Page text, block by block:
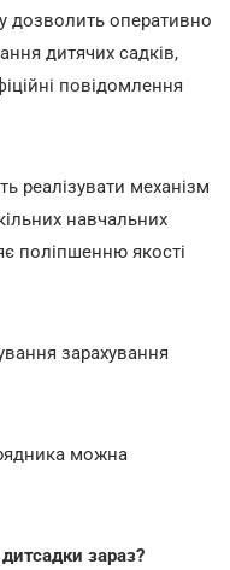
дозволить оперативно
дитячих садків,
повідомлення
реалізувати механізм
навчальних
поліпшенню якості
зарахування
можна
зараз?